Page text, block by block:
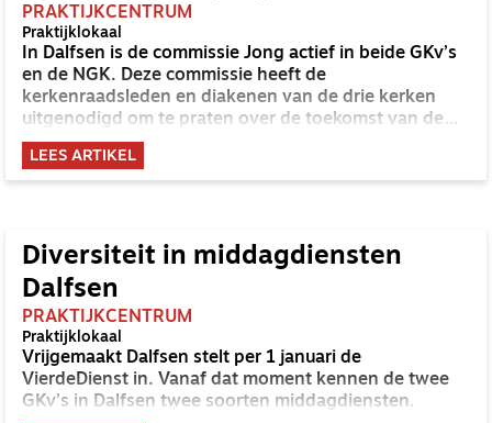
PRAKTIJKCENTRUM
Praktijklokaal
In Dalfsen is de commissie Jong actief in beide GKv’s
en de NGK. Deze commissie heeft de
kerkenraadsleden en diakenen van de drie kerken
uitgenodigd om te praten over de toekomst van de
kerk en vooral ook om te luisteren naar wat jongeren
daarover te vertellen hebben.
LEES ARTIKEL
Diversiteit in middagdiensten
Dalfsen
PRAKTIJKCENTRUM
Praktijklokaal
Vrijgemaakt Dalfsen stelt per 1 januari de
VierdeDienst in. Vanaf dat moment kennen de twee
GKv’s in Dalfsen twee soorten middagdiensten.